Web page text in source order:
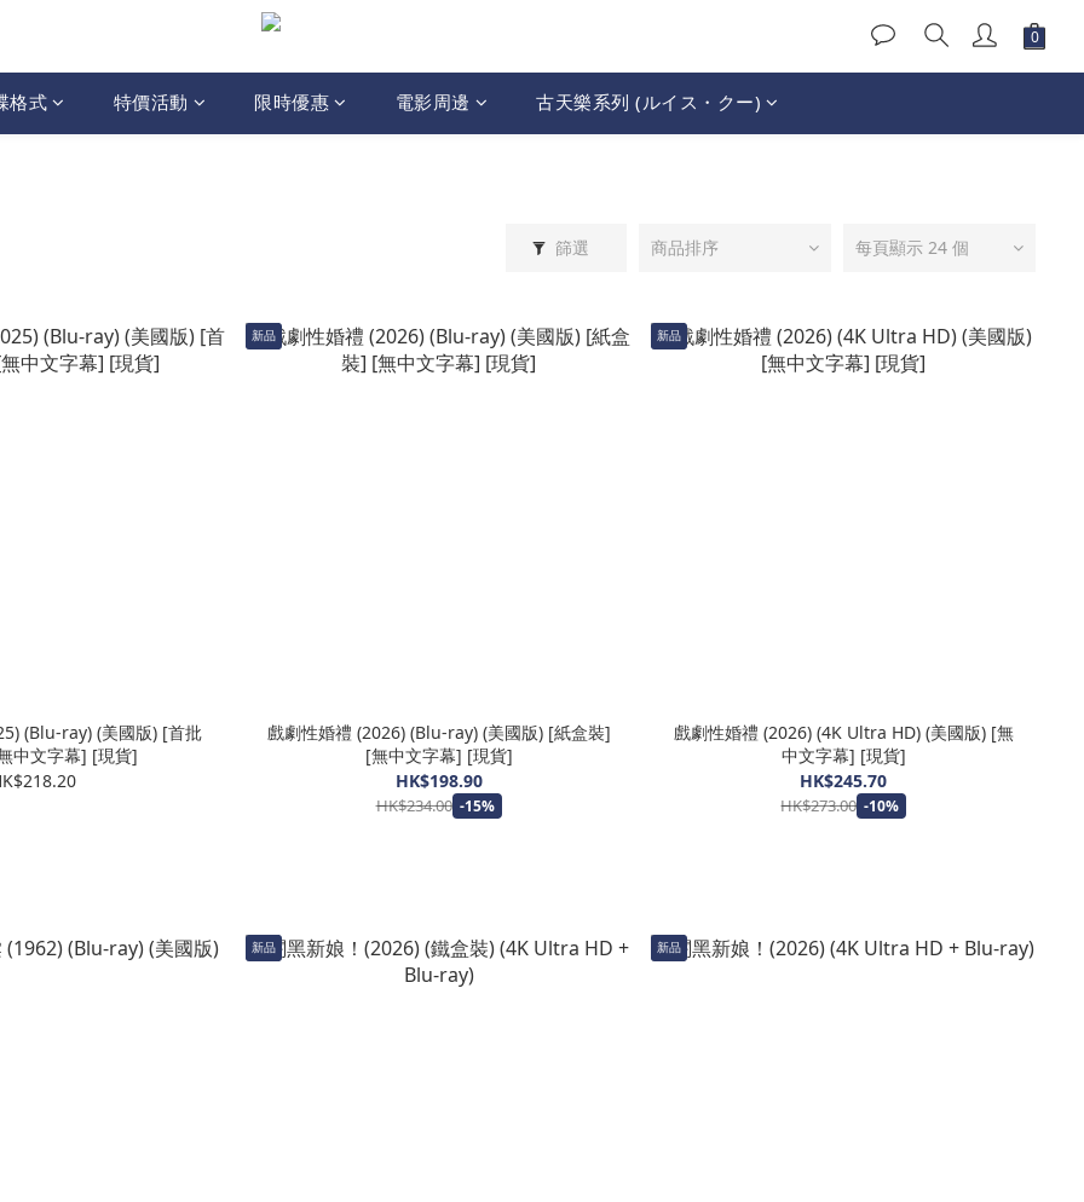
格式 特價活動 限時優惠 電影周邊 古天樂系列 (ルイス・クー)
篩選 商品排序 每頁顯示 24 個
(Blu-ray) (美國版) [首批
中文字幕] [現貨]
新品
戲劇性婚禮 (2026) (Blu-ray) (美國版) [紙盒裝]
[無中文字幕] [現貨]
HK$198.90
HK$234.00 -15%
新品
戲劇性婚禮 (2026) (4K Ultra HD) (美國版) [無
中文字幕] [現貨]
HK$245.70
HK$273.00 -10%
新品 新品